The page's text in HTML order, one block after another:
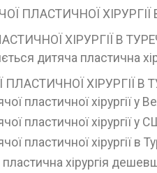
ПЛАСТИЧНОЇ ХІРУРГІЇ
ХІРУРГІЇ В
дитяча пластична
ХІРУРГІЇ В
пластичної хірургії у
пластичної хірургії у
пластичної хірургії в
хірургія